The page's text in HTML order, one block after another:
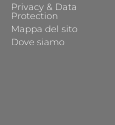
Privacy & Data
Protection
Mappa del sito
Dove siamo